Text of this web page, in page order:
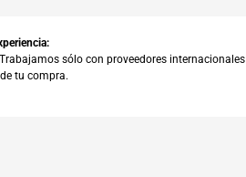
sólo con proveedores internacionales
tu compra.